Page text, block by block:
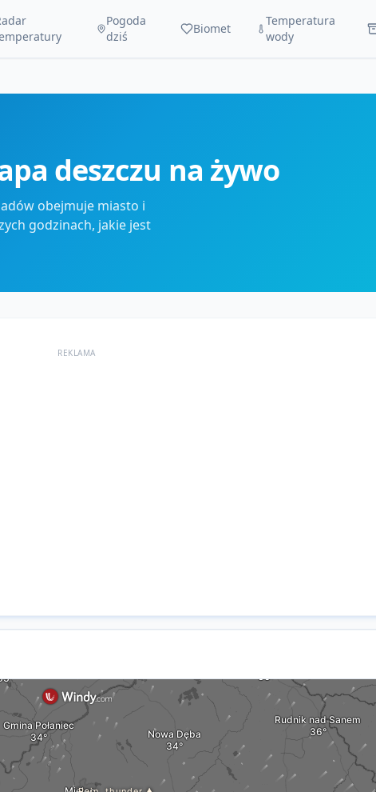
Pogoda
dziś
Biomet
Temperatura
wody
deszczu na żywo
obejmuje miasto i
godzinach, jakie jest
REKLAMA